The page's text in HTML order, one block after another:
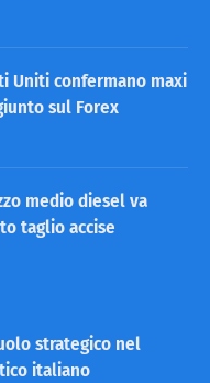
Uniti confermano maxi
sul Forex
medio diesel va
taglio accise
strategico nel
italiano